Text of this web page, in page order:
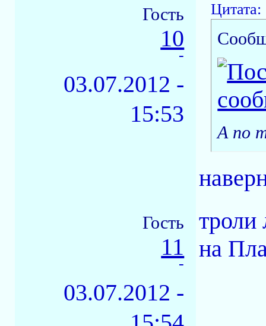
Гость
10
-
03.07.2012 -
15:53
Цитата:
А по
Гость
11
-
03.07.2012 -
троли
на